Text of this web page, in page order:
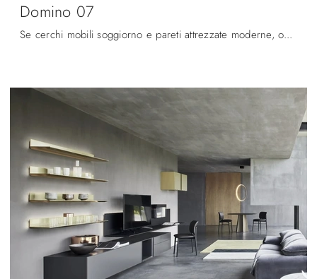
Domino 07
Se cerchi mobili soggiorno e pareti attrezzate moderne, opta per il modello Domino 07 di Sangiacomo: clicca e ottieni informazioni!